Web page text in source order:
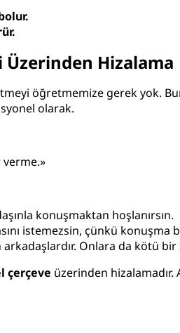
Hizalama
öğretmemize gerek yok.
olarak.
verme.»
konuşmaktan hoşlanırsın.
istemezsin, çünkü konuşma
Onlara da kötü bir
çerçeve üzerinden